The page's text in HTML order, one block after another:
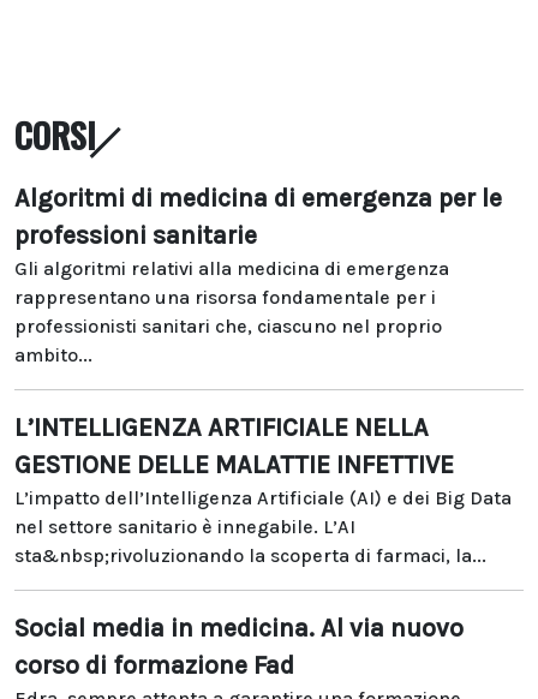
CORSI
Algoritmi di medicina di emergenza per le
professioni sanitarie
Gli algoritmi relativi alla medicina di emergenza
rappresentano una risorsa fondamentale per i
professionisti sanitari che, ciascuno nel proprio
ambito...
L’INTELLIGENZA ARTIFICIALE NELLA
GESTIONE DELLE MALATTIE INFETTIVE
L’impatto dell’Intelligenza Artificiale (AI) e dei Big Data
nel settore sanitario è innegabile. L’AI
sta&nbsp;rivoluzionando la scoperta di farmaci, la...
Social media in medicina. Al via nuovo
corso di formazione Fad